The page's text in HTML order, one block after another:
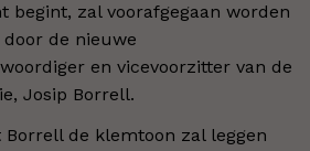
begint, zal voorafgegaan worden
de nieuwe
en vicevoorzitter van de
Josip Borrell.
de klemtoon zal leggen